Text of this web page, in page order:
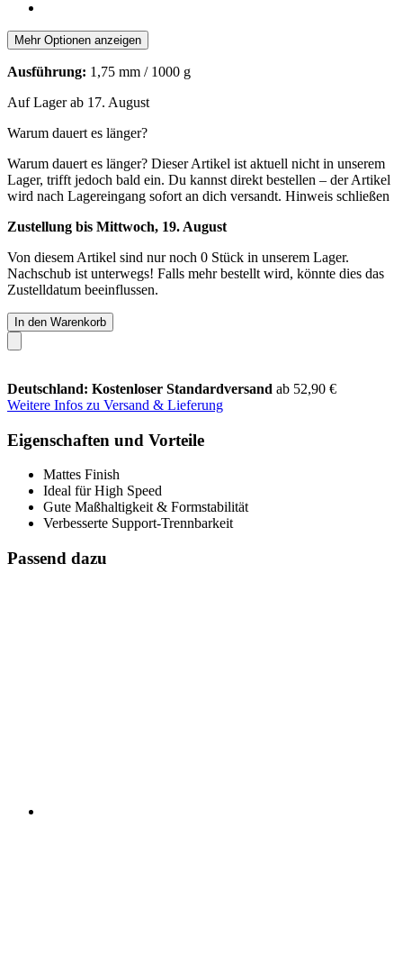
Mehr Optionen anzeigen
Ausführung: 1,75 mm / 1000 g
Auf Lager ab 17. August
Warum dauert es länger?
Warum dauert es länger? Dieser Artikel ist aktuell nicht in unserem
Lager, trifft jedoch bald ein. Du kannst direkt bestellen – der Artikel
wird nach Lagereingang sofort an dich versandt. Hinweis schließen
Zustellung bis Mittwoch, 19. August
Von diesem Artikel sind nur noch 0 Stück in unserem Lager.
Nachschub ist unterwegs! Falls mehr bestellt wird, könnte dies das
Zustelldatum beeinflussen.
In den Warenkorb
Deutschland: Kostenloser Standardversand ab 52,90 €
Weitere Infos zu Versand & Lieferung
Eigenschaften und Vorteile
Mattes Finish
Ideal für High Speed
Gute Maßhaltigkeit & Formstabilität
Verbesserte Support-Trennbarkeit
Passend dazu